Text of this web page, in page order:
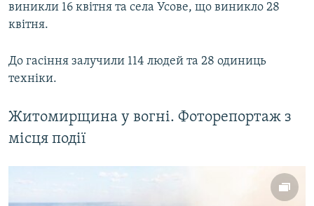
Усі сайти RFE/RL
виникли 16 квітня та села Усове, що виникло 28
квітня.
До гасіння залучили 114 людей та 28 одиниць
техніки.
Житомирщина у вогні. Фоторепортаж з
місця події